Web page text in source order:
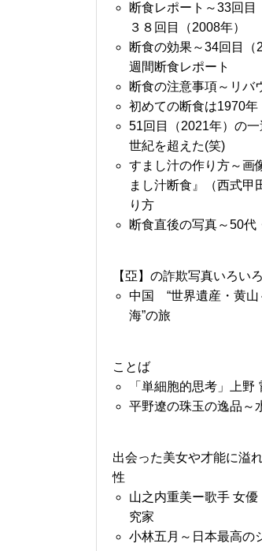
断食レポート～33回目
３８回目（2008年）
断食の効果～34回目（
週間断食レポート
断食の注意事項～リバ
初めての断食は1970年
51回目（2021年）の
世紀を超えた(笑)
すまし汁の作り方～画
まし汁断食』（西式甲
り方
断食直後の写真～50代
【亞】の詐欺写真いろいろ
中国 “世界遺産・黄山
海”の旅
ことば
「単細胞的思考」上野
平野遼の珠玉の逸品～
出会った美女や才能に溢
性
山之内重美ー歌手 女
究家
小林五月～日本最高の